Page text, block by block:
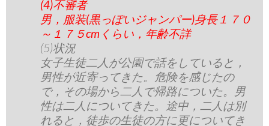
(4)不審者
男，服装(黒っぽいジャンパー)身長１７０
～１７５cmくらい，年齢不詳
(5)状況
女子生徒二人が公園で話をしていると，
男性が近寄ってきた。危険を感じたの
で，その場から二人で帰路についた。男
性は二人についてきた。途中，二人は別
れると，徒歩の生徒の方に更についてき